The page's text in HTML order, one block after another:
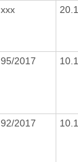
xxx
95/2017
92/2017